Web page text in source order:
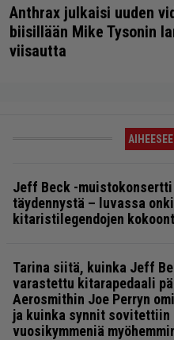
Anthrax julkaisi uuden
biisillään Mike Tysonin
viisautta
Jeff Beck -
täydennystä – luvassa
kitaristilegendojen
Tarina siitä, kuinka Jeff
varastettu kitarapedaali
Aerosmithin Joe Perryn
ja kuinka synnit sovitettiin
vuosikymmeniä